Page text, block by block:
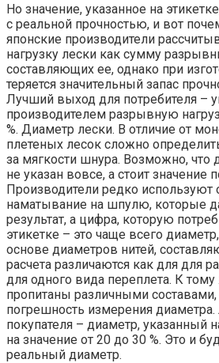
Но значение, указанное на
с реальной прочностью, и вот
японские производители
нагрузку лески как сумму
составляющих ее, однако при
теряется значительный запас
Лучший выход для потребителя –
производителем разрывную
%. Диаметр лески. В отличие от
плетеных лесок сложно
за мягкости шнура. Возможно, что
не указан вовсе, а стоит значение
Производители редко используют
наматывание на шпулю, которые
результат, а цифра, которую
этикетке – это чаще всего
основе диаметров нитей,
расчета различаются как для для
для одного вида переплета. К
пропитаны различными составами,
погрешность измерения
покупателя – диаметр, указанный
на значение от 20 до 30 %. Это и
реальный диаметр.